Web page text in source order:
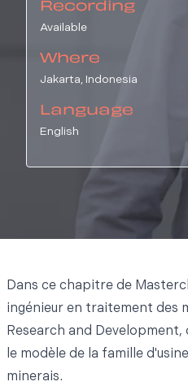
Recording
Available
Where
Jakarta, Indonesia
Language
English
Dans ce chapitre de
ingénieur en traitement des
Research and
le modèle de la famille
minerais.